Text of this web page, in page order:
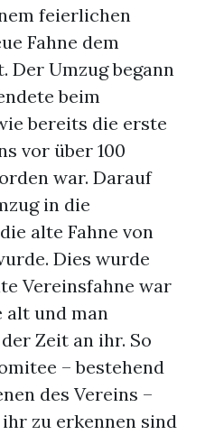
feierlichen
Fahne dem
Der Umzug begann
beim
bereits die erste
vor über 100
war. Darauf
in die
alte Fahne von
Dies wurde
Vereinsfahne war
alt und man
Zeit an ihr. So
– bestehend
des Vereins –
zu erkennen sind